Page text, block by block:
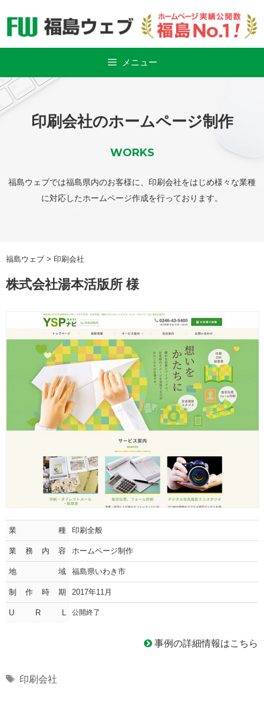
メニュー
印刷会社のホームページ制作
WORKS
福島ウェブでは福島県内のお客様に、印刷会社をはじめ様々な業種
に対応したホームページ作成を行っております。
福島ウェブ > 印刷会社
株式会社湯本活版所 様
業種 印刷全般
業務内容 ホームページ制作
地域 福島県いわき市
制作時期 2017年11月
U R L 公開終了
事例の詳細情報はこちら
Tags
印刷会社